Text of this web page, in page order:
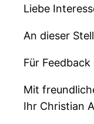
Liebe
An dieser
Für
Mit
Ihr Christian